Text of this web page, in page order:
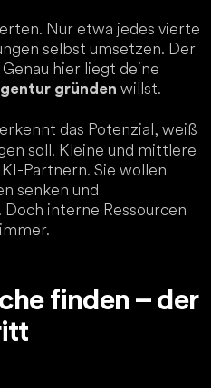
Nur etwa jedes vierte
selbst umsetzen. Der
hier liegt deine
gründen willst.
erkennt das Potenzial, weiß
soll. Kleine und mittlere
Partnern. Sie wollen
senken und
interne Ressourcen
finden – der